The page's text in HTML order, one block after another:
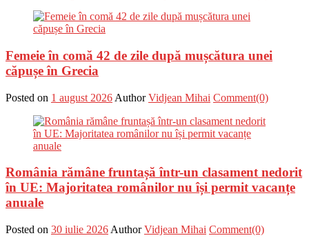
Femeie în comă 42 de zile după mușcătura unei
căpușe în Grecia
Posted on 1 august 2026 Author Vidjean Mihai Comment(0)
România rămâne fruntașă într-un clasament nedorit
în UE: Majoritatea românilor nu își permit vacanțe
anuale
Posted on 30 iulie 2026 Author Vidjean Mihai Comment(0)